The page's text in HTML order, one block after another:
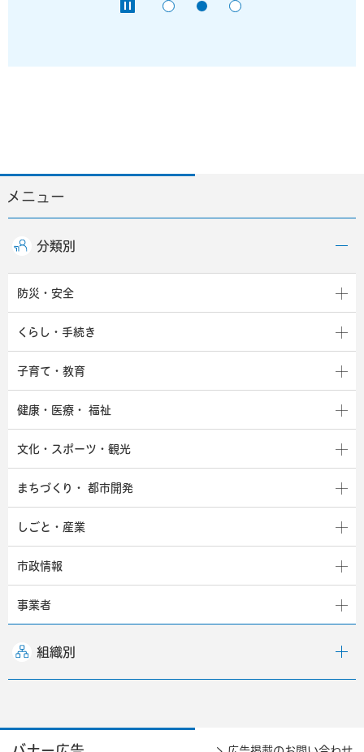
メニュー
分類別
防災・安全
くらし・手続き
子育て・教育
健康・医療・ 福祉
文化・スポーツ・観光
まちづくり・ 都市開発
しごと・産業
市政情報
事業者
組織別